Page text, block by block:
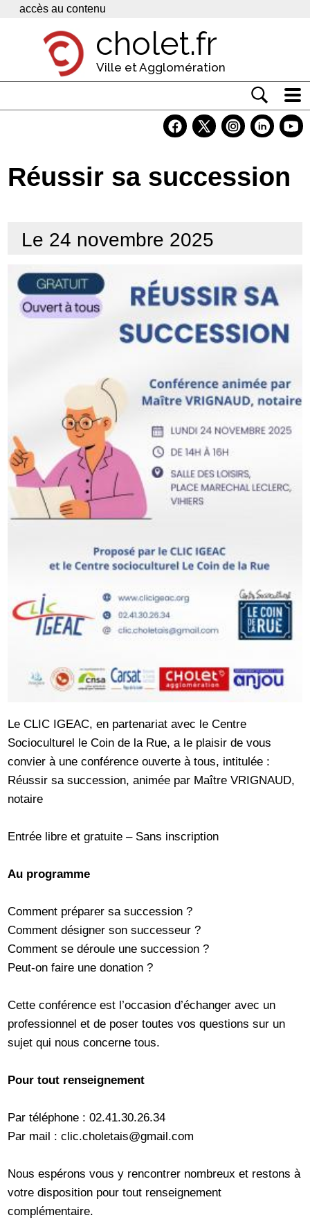
Panneau de gestion des cookies
accès au contenu
cholet.fr
Ville et Agglomération
Economie
Contacts
Réussir sa succession
Le 24 novembre 2025
Le CLIC IGEAC, en partenariat avec le Centre
Socioculturel le Coin de la Rue, a le plaisir de vous
convier à une conférence ouverte à tous, intitulée :
Réussir sa succession, animée par Maître VRIGNAUD,
notaire
Entrée libre et gratuite – Sans inscription
Au programme
Comment préparer sa succession ?
Comment désigner son successeur ?
Comment se déroule une succession ?
Peut-on faire une donation ?
Cette conférence est l’occasion d’échanger avec un
professionnel et de poser toutes vos questions sur un
sujet qui nous concerne tous.
Pour tout renseignement
Par téléphone : 02.41.30.26.34
Par mail : clic.choletais@gmail.com
Nous espérons vous y rencontrer nombreux et restons à
votre disposition pour tout renseignement
complémentaire.